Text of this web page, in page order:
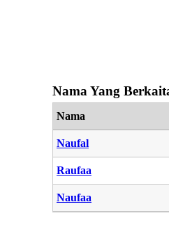
Nama Yang
Nama
Naufal
Raufaa
Naufaa